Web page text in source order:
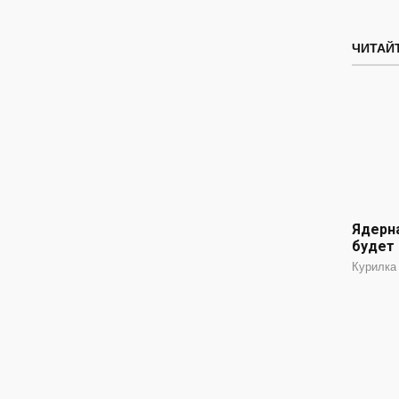
будет
Курилка